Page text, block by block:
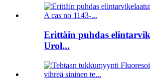
Erittäin puhdas
Urol...